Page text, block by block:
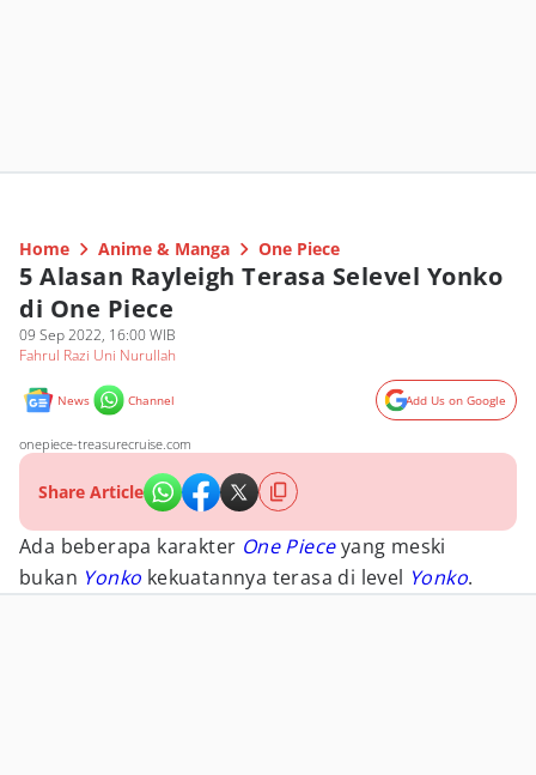
Home Anime & Manga One Piece
5 Alasan Rayleigh Terasa Selevel Yonko
di One Piece
09 Sep 2022, 16:00 WIB
Fahrul Razi Uni Nurullah
News Channel Add Us on Google
onepiece-treasurecruise.com
Share Article
Ada beberapa karakter One Piece yang meski
bukan Yonko kekuatannya terasa di level Yonko.